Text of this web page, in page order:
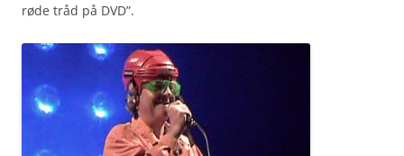
røde tråd på DVD”.